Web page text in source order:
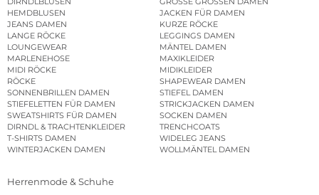
HEMDBLUSEN
JACKEN FÜR DAMEN
JEANS DAMEN
KURZE RÖCKE
LANGE RÖCKE
LEGGINGS DAMEN
LOUNGEWEAR
MÄNTEL DAMEN
MARLENEHOSE
MAXIKLEIDER
MIDI RÖCKE
MIDIKLEIDER
RÖCKE
SHAPEWEAR DAMEN
SONNENBRILLEN DAMEN
STIEFEL DAMEN
STIEFELETTEN FÜR DAMEN
STRICKJACKEN DAMEN
SWEATSHIRTS FÜR DAMEN
SOCKEN DAMEN
DIRNDL & TRACHTENKLEIDER
TRENCHCOATS
T-SHIRTS DAMEN
WIDELEG JEANS
WINTERJACKEN DAMEN
WOLLMÄNTEL DAMEN
Herrenmode & Schuhe